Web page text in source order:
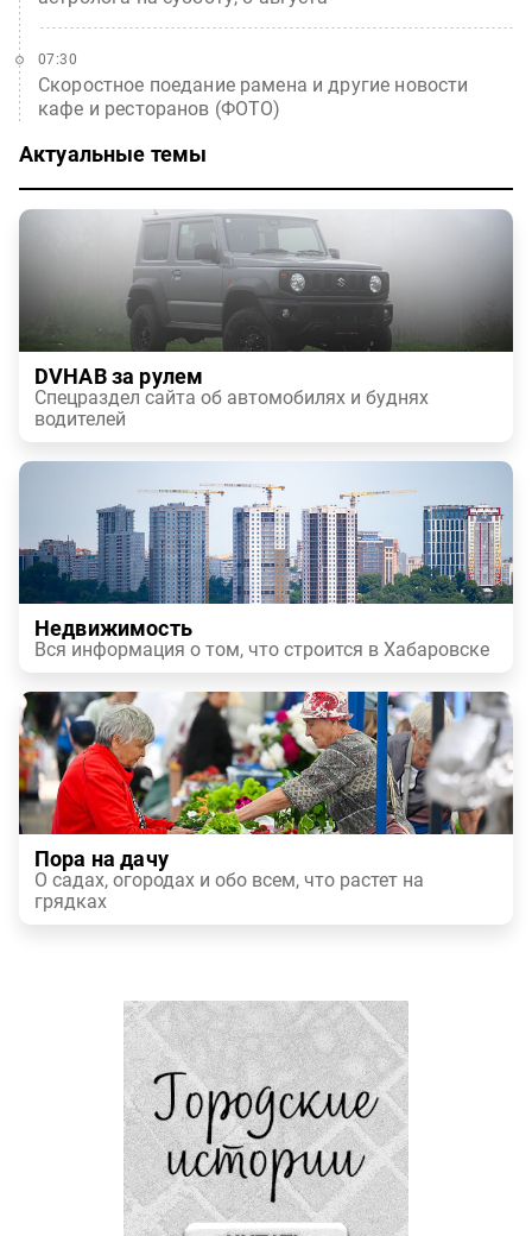
Скоростное поедание рамена и другие новости
кафе и ресторанов (ФОТО)
07:30
Актуальные темы
DVHAB за рулем
Спецраздел сайта об автомобилях и буднях
водителей
Недвижимость
Вся информация о том, что строится в Хабаровске
Пора на дачу
О садах, огородах и обо всем, что растет на
грядках